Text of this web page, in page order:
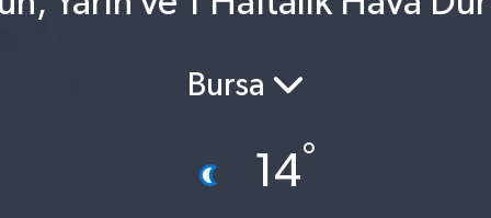
Bursa
14°